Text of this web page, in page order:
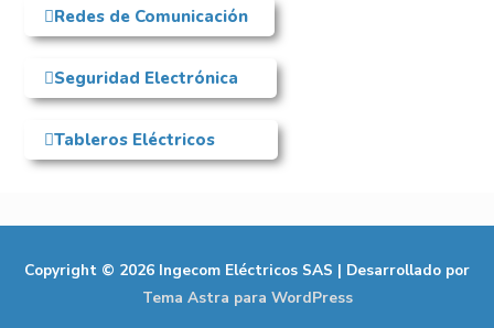
Redes de Comunicación
Seguridad Electrónica
Tableros Eléctricos
Copyright © 2026 Ingecom Eléctricos SAS | Desarrollado por
Tema Astra para WordPress